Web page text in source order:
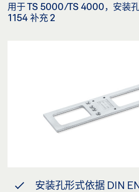
用于 TS 5000/TS 4000，安装
1154 补充 2
安装孔形式依据 DIN